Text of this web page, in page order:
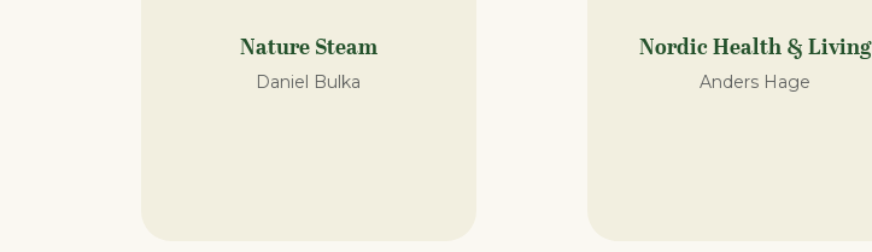
Nordic Health & Living
Anders Hage
Nature Steam
Daniel Bulka